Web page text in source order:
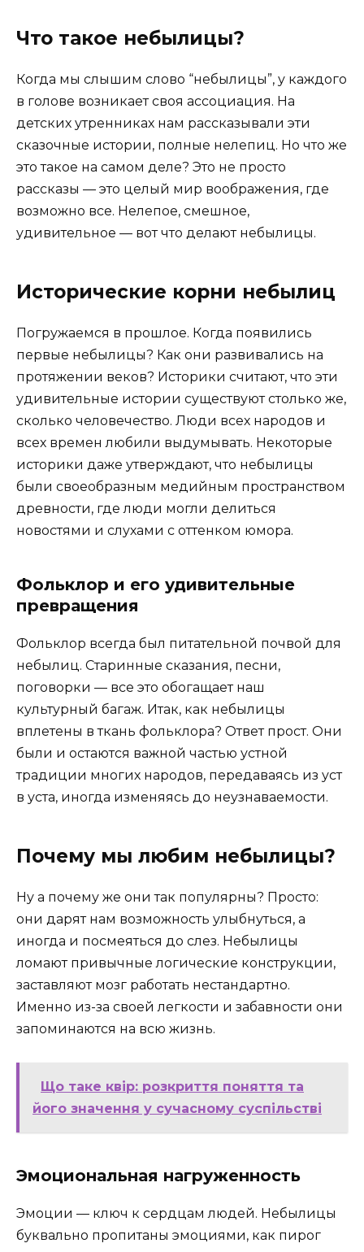
Что такое небылицы?
Когда мы слышим слово “небылицы”, у каждого
в голове возникает своя ассоциация. На
детских утренниках нам рассказывали эти
сказочные истории, полные нелепиц. Но что же
это такое на самом деле? Это не просто
рассказы — это целый мир воображения, где
возможно все. Нелепое, смешное,
удивительное — вот что делают небылицы.
Исторические корни небылиц
Погружаемся в прошлое. Когда появились
первые небылицы? Как они развивались на
протяжении веков? Историки считают, что эти
удивительные истории существуют столько же,
сколько человечество. Люди всех народов и
всех времен любили выдумывать. Некоторые
историки даже утверждают, что небылицы
были своеобразным медийным пространством
древности, где люди могли делиться
новостями и слухами с оттенком юмора.
Фольклор и его удивительные
превращения
Фольклор всегда был питательной почвой для
небылиц. Старинные сказания, песни,
поговорки — все это обогащает наш
культурный багаж. Итак, как небылицы
вплетены в ткань фольклора? Ответ прост. Они
были и остаются важной частью устной
традиции многих народов, передаваясь из уст
в уста, иногда изменяясь до неузнаваемости.
Почему мы любим небылицы?
Ну а почему же они так популярны? Просто:
они дарят нам возможность улыбнуться, а
иногда и посмеяться до слез. Небылицы
ломают привычные логические конструкции,
заставляют мозг работать нестандартно.
Именно из-за своей легкости и забавности они
запоминаются на всю жизнь.
Що таке квір: розкриття поняття та
його значення у сучасному суспільстві
Эмоциональная нагруженность
Эмоции — ключ к сердцам людей. Небылицы
буквально пропитаны эмоциями, как пирог